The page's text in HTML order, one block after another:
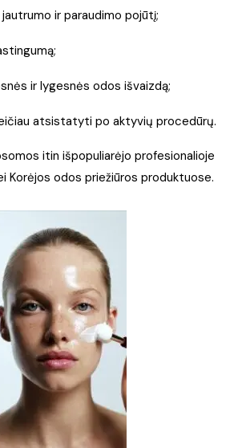
ir paraudimo pojūtį;
ir lygesnės odos išvaizdą;
atsistatyti po aktyvių procedūrų.
itin išpopuliarėjo profesionalioje
Korėjos odos priežiūros produktuose.